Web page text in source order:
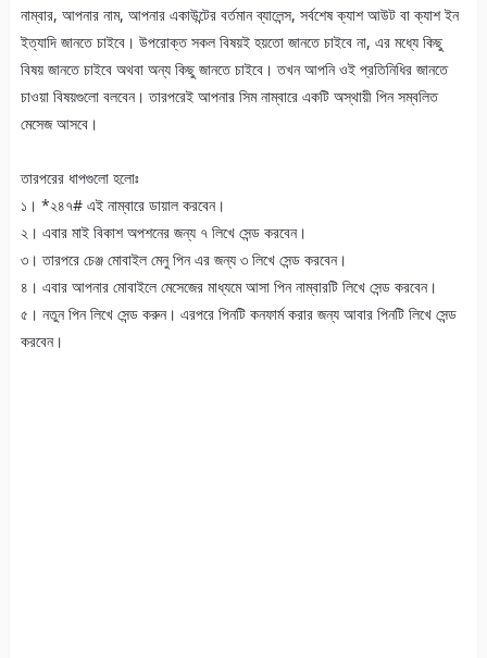
নাম্বার, আপনার নাম, আপনার একাউন্টের বর্তমান ব্যালেন্স, সর্বশেষ ক্যাশ আউট বা ক্যাশ ইন
ইত্যাদি জানতে চাইবে। উপরোক্ত সকল বিষয়ই হয়তো জানতে চাইবে না, এর মধ্যে কিছু
বিষয় জানতে চাইবে অথবা অন্য কিছু জানতে চাইবে। তখন আপনি ওই প্রতিনিধির জানতে
চাওয়া বিষয়গুলো বলবেন। তারপরেই আপনার সিম নাম্বারে একটি অস্থায়ী পিন সম্বলিত
মেসেজ আসবে।
তারপরের ধাপগুলো হলোঃ
১। *২৪৭# এই নাম্বারে ডায়াল করবেন।
২। এবার মাই বিকাশ অপশনের জন্য ৭ লিখে সেন্ড করবেন।
৩। তারপরে চেঞ্জ মোবাইল মেনু পিন এর জন্য ৩ লিখে সেন্ড করবেন।
৪। এবার আপনার মোবাইলে মেসেজের মাধ্যমে আসা পিন নাম্বারটি লিখে সেন্ড করবেন।
৫। নতুন পিন লিখে সেন্ড করুন। এরপরে পিনটি কনফার্ম করার জন্য আবার পিনটি লিখে সেন্ড
করবেন।